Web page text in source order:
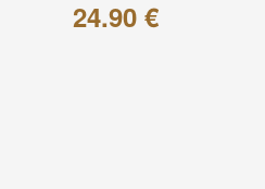
24.90 €